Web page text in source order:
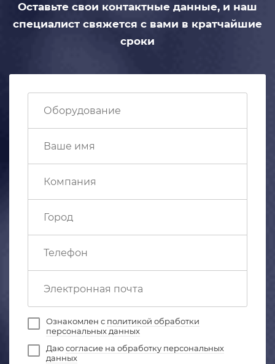
Оставьте свои контактные данные, и наш
специалист свяжется с вами в кратчайшие
сроки
Ознакомлен с политикой обработки
персональных данных
Даюсогласие на обработку персональных
данных